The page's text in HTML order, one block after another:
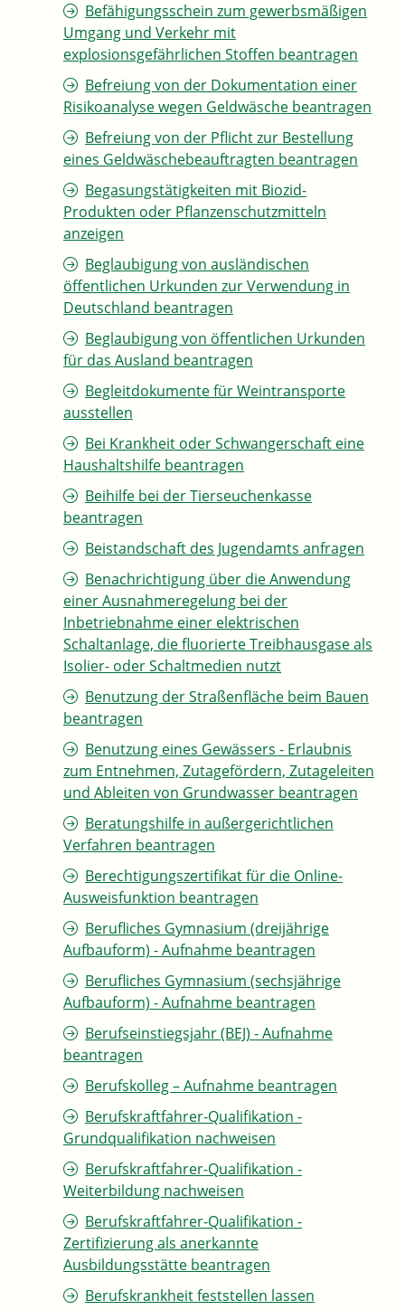
Befähigungsschein zum gewerbsmäßigen
Umgang und Verkehr mit
explosionsgefährlichen Stoffen beantragen
Befreiung von der Dokumentation einer
Risikoanalyse wegen Geldwäsche beantragen
Befreiung von der Pflicht zur Bestellung
eines Geldwäschebeauftragten beantragen
Begasungstätigkeiten mit Biozid-
Produkten oder Pflanzenschutzmitteln
anzeigen
Beglaubigung von ausländischen
öffentlichen Urkunden zur Verwendung in
Deutschland beantragen
Beglaubigung von öffentlichen Urkunden
für das Ausland beantragen
Begleitdokumente für Weintransporte
ausstellen
Bei Krankheit oder Schwangerschaft eine
Haushaltshilfe beantragen
Beihilfe bei der Tierseuchenkasse
beantragen
Beistandschaft des Jugendamts anfragen
Benachrichtigung über die Anwendung
einer Ausnahmeregelung bei der
Inbetriebnahme einer elektrischen
Schaltanlage, die fluorierte Treibhausgase als
Isolier- oder Schaltmedien nutzt
Benutzung der Straßenfläche beim Bauen
beantragen
Benutzung eines Gewässers - Erlaubnis
zum Entnehmen, Zutagefördern, Zutageleiten
und Ableiten von Grundwasser beantragen
Beratungshilfe in außergerichtlichen
Verfahren beantragen
Berechtigungszertifikat für die Online-
Ausweisfunktion beantragen
Berufliches Gymnasium (dreijährige
Aufbauform) - Aufnahme beantragen
Berufliches Gymnasium (sechsjährige
Aufbauform) - Aufnahme beantragen
Berufseinstiegsjahr (BEJ) - Aufnahme
beantragen
Berufskolleg – Aufnahme beantragen
Berufskraftfahrer-Qualifikation -
Grundqualifikation nachweisen
Berufskraftfahrer-Qualifikation -
Weiterbildung nachweisen
Berufskraftfahrer-Qualifikation -
Zertifizierung als anerkannte
Ausbildungsstätte beantragen
Berufskrankheit feststellen lassen